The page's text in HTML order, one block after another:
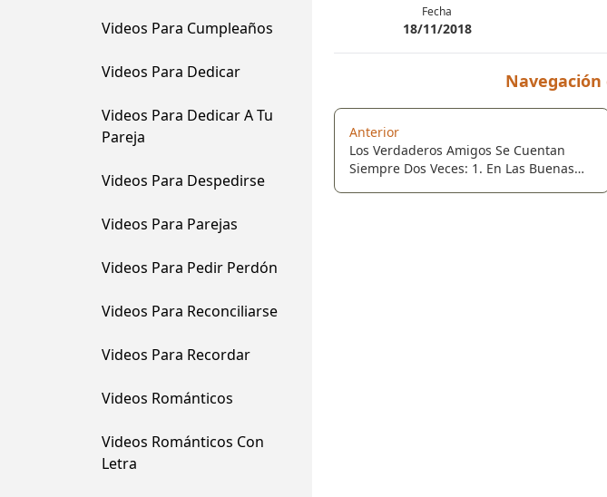
Videos Para Cumpleaños
Videos Para Dedicar
Videos Para Dedicar A Tu
Pareja
Videos Para Despedirse
Videos Para Parejas
Videos Para Pedir Perdón
Videos Para Reconciliarse
Videos Para Recordar
Videos Románticos
Videos Románticos Con
Letra
Fecha
18/11/2018
Anterior
Los Verdaderos Amigos Se Cuentan
Siempre Dos Veces: 1. En Las Buenas